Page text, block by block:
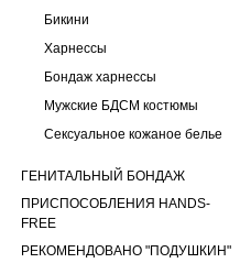
Бикини
Харнессы
Бондаж харнессы
Мужские БДСМ костюмы
Сексуальное кожаное белье
ГЕНИТАЛЬНЫЙ БОНДАЖ
ПРИСПОСОБЛЕНИЯ HANDS-
FREE
РЕКОМЕНДОВАНО "ПОДУШКИН"